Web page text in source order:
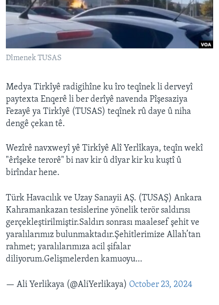
ÇAND Û HUNER
SERNIVÎS
SORANÎ
FOLLOW US
Zimanên Din
Dîmenek TUSAS
Medya Tirkîyê radigihîne ku îro teqînek li derveyî
paytexta Enqerê li ber derîyê navenda Pîşesaziya
Fezayê ya Tirkîyê (TUSAS) teqînek rû daye û niha
dengê çekan tê.
Wezîrê navxweyî yê Tirkîyê Alî Yerlîkaya, teqîn wekî
"êrîşeke terorê" bi nav kir û dîyar kir ku kuştî û
birîndar hene.
Türk Havacılık ve Uzay Sanayii AŞ. (TUSAŞ) Ankara
Kahramankazan tesislerine yönelik terör saldırısı
gerçekleştirilmiştir.Saldırı sonrası maalesef şehit ve
yaralılarımız bulunmaktadır.Şehitlerimize Allah’tan
rahmet; yaralılarımıza acil şifalar
diliyorum.Gelişmelerden kamuoyu…
— Ali Yerlikaya (@AliYerlikaya) October 23, 2024